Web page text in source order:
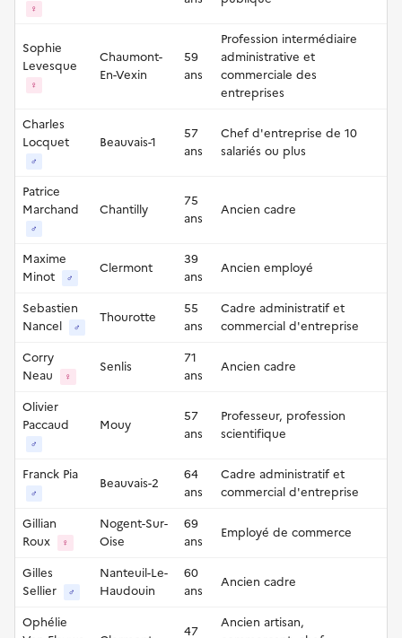
♀
Sophie
Levesque
♀
Chaumont-
En-Vexin
59
ans
Profession intermédiaire
administrative et
commerciale des
entreprises
Charles
Locquet
♂
Beauvais-1
57
ans
Chef d'entreprise de 10
salariés ou plus
Patrice
Marchand
♂
Chantilly
75
ans
Ancien cadre
Maxime
Minot
♂
Clermont
39
ans
Ancien employé
Sebastien
Nancel
♂
Thourotte
55
ans
Cadre administratif et
commercial d'entreprise
Corry
Neau
♀
Senlis
71
ans
Ancien cadre
Olivier
Paccaud
♂
Mouy
57
ans
Professeur, profession
scientifique
Franck Pia
♂
Beauvais-2
64
ans
Cadre administratif et
commercial d'entreprise
Gillian
Roux
♀
Nogent-Sur-
Oise
69
ans
Employé de commerce
Gilles
Sellier
♂
Nanteuil-Le-
Haudouin
60
ans
Ancien cadre
Ophélie
47
Ancien artisan,